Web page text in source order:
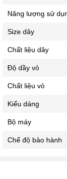
Năng lượng sử
Size dây
Chất liệu dây
Độ dầy vỏ
Chất liệu vỏ
Kiểu dáng
Bộ máy
Chế độ bảo hành